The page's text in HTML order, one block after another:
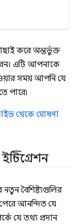
করে অন্তর্ভুক্ত
এটি আপনাকে
সময় আপনি যে
পারে৷
থেকে ঘোষণা
বৈশিষ্ট্যগুলির
আনন্দিত যে
যে তথ্য প্রদান